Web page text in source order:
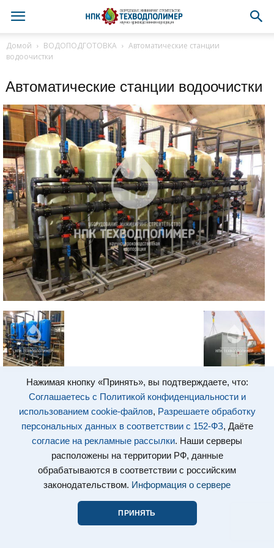
Нажимая кнопку «Принять», вы подтверждаете, что:
Соглашаетесь с Политикой конфиденциальности и
использованием cookie-файлов, Разрешаете обработку
персональных данных в соответствии с 152-ФЗ, Даёте
согласие на рекламные рассылки. Наши серверы
расположены на территории РФ, данные
обрабатываются в соответствии с российским
законодательством. Информация о сервере
ПРИНЯТЬ
Домой ВОДОПОДГОТОВКА
Автоматические станции
водоочистки
Автоматические станции водоочистки